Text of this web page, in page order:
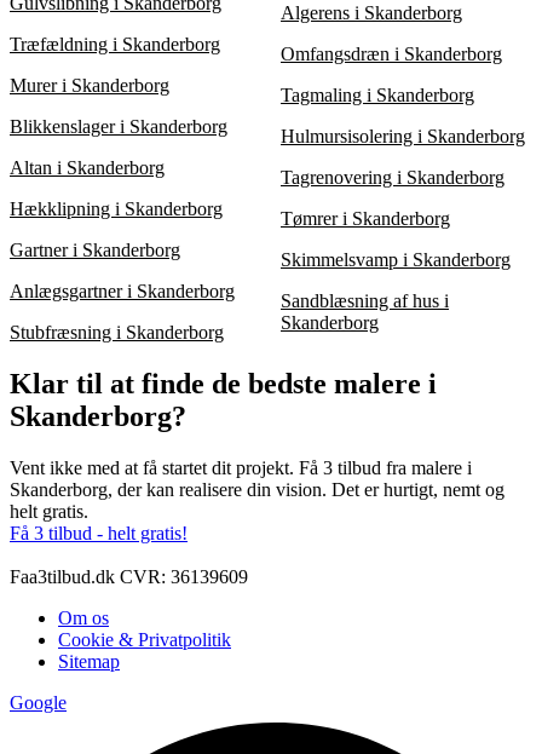
Træfældning i Skanderborg
Murer i Skanderborg
Blikkenslager i Skanderborg
Altan i Skanderborg
Hækklipning i Skanderborg
Gartner i Skanderborg
Anlægsgartner i Skanderborg
Stubfræsning i Skanderborg
Algerens i Skanderborg
Omfangsdræn i Skanderborg
Tagmaling i Skanderborg
Hulmursisolering i Skanderborg
Tagrenovering i Skanderborg
Tømrer i Skanderborg
Skimmelsvamp i Skanderborg
Sandblæsning af hus i
Skanderborg
Klar til at finde de bedste malere i
Skanderborg?
Vent ikke med at få startet dit projekt. Få 3 tilbud fra malere i
Skanderborg, der kan realisere din vision. Det er hurtigt, nemt og
helt gratis.
Få 3 tilbud - helt gratis!
Faa3tilbud.dk CVR: 36139609
Om os
Cookie & Privatpolitik
Sitemap
Google